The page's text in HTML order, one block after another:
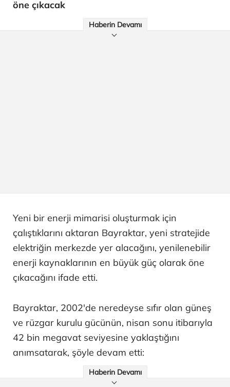
öne çıkacak
Haberin Devamı
Yeni bir enerji mimarisi oluşturmak için
çalıştıklarını aktaran Bayraktar, yeni stratejide
elektriğin merkezde yer alacağını, yenilenebilir
enerji kaynaklarının en büyük güç olarak öne
çıkacağını ifade etti.
Bayraktar, 2002'de neredeyse sıfır olan güneş
ve rüzgar kurulu gücünün, nisan sonu itibarıyla
42 bin megavat seviyesine yaklaştığını
anımsatarak, şöyle devam etti:
Haberin Devamı